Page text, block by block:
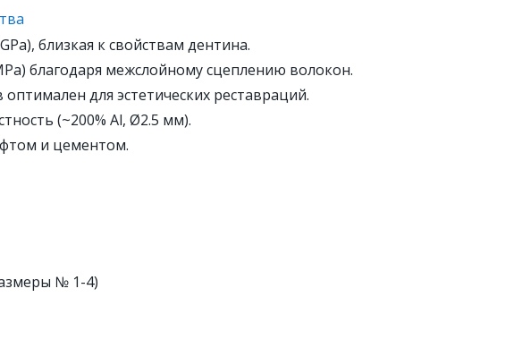
близкая к свойствам дентина.
благодаря межслойному сцеплению волокон.
для эстетических реставраций.
(~200% Al, Ø2.5 мм).
и цементом.
№ 1-4)